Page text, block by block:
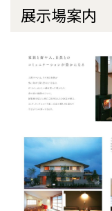
展示場案内